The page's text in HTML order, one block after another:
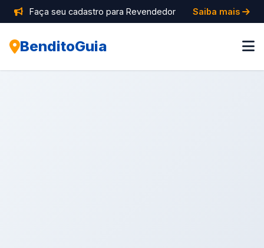
Faça seu cadastro para Revendedor Saiba mais
BenditoGuia